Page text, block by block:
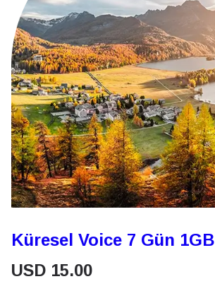
Küresel Voice 7 Gün 1GB
USD 15.00